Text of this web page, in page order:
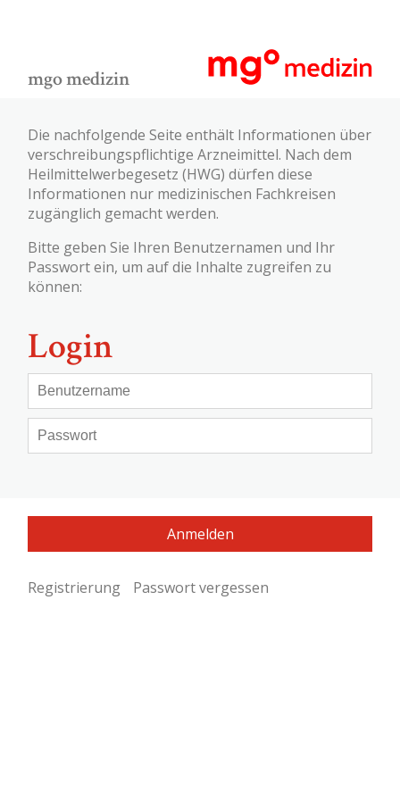
mgo medizin
Die nachfolgende Seite enthält Informationen über
verschreibungspflichtige Arzneimittel. Nach dem
Heilmittelwerbegesetz (HWG) dürfen diese
Informationen nur medizinischen Fachkreisen
zugänglich gemacht werden.
Bitte geben Sie Ihren Benutzernamen und Ihr
Passwort ein, um auf die Inhalte zugreifen zu
können:
Login
Registrierung Passwort vergessen